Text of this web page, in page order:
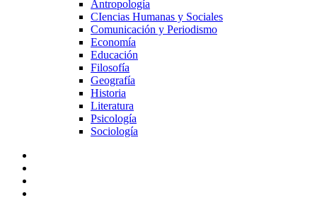
Antropología
CIencias Humanas y Sociales
Comunicación y Periodismo
Economía
Educación
Filosofía
Geografía
Historia
Literatura
Psicología
Sociología